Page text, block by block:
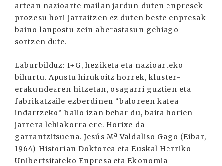
artean nazioarte mailan jardun duten enpresek
prozesu hori jarraitzen ez duten beste enpresak
baino lanpostu zein aberastasun gehiago
sortzen dute.
Laburbilduz: I+G, heziketa eta nazioarteko
bihurtu. Apustu hirukoitz horrek, kluster-
erakundearen hitzetan, osagarri guztien eta
fabrikatzaile ezberdinen “baloreen katea
indartzeko” balio izan behar du, baita horien
jarrera lehiakorra ere. Horixe da
garrantzitsuena. Jesús Mª Valdaliso Gago (Eibar,
1964) Historian Doktorea eta Euskal Herriko
Unibertsitateko Enpresa eta Ekonomia